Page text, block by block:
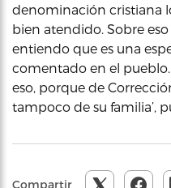
denominación cristiana
bien atendido. Sobre
entiendo que es una
comentado en el
eso, porque de
tampoco de su familia’,
Compartir